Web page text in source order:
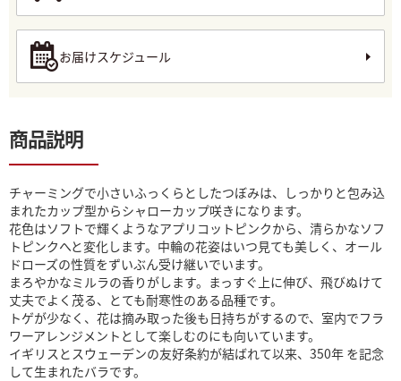
お届けスケジュール
商品説明
チャーミングで小さいふっくらとしたつぼみは、しっかりと包み込
まれたカップ型からシャローカップ咲きになります。
花色はソフトで輝くようなアプリコットピンクから、清らかなソフ
トピンクへと変化します。中輪の花姿はいつ見ても美しく、オール
ドローズの性質をずいぶん受け継いでいます。
まろやかなミルラの香りがします。まっすぐ上に伸び、飛びぬけて
丈夫でよく茂る、とても耐寒性のある品種です。
トゲが少なく、花は摘み取った後も日持ちがするので、室内でフラ
ワーアレンジメントとして楽しむのにも向いています。
イギリスとスウェーデンの友好条約が結ばれて以来、350年 を記念
して生まれたバラです。